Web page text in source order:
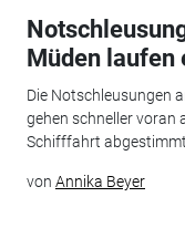
Müden
Die Notschleusungen
gehen schneller voran
Schifffahrt
von Annika Beyer